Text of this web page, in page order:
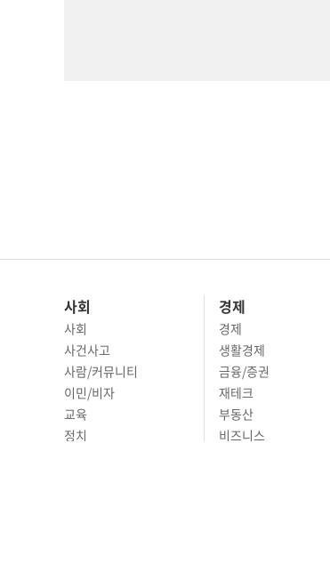
사회
사회
사건사고
사람/커뮤니티
이민/비자
경제
경제
생활경제
금융/증권
재테크